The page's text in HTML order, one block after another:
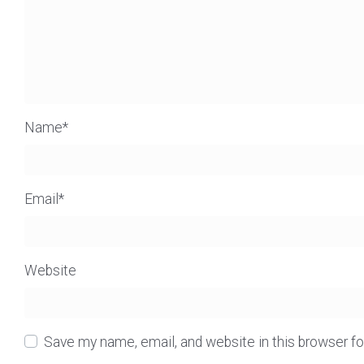
Name*
Email *
Website
Save my name, email, and website in this browser